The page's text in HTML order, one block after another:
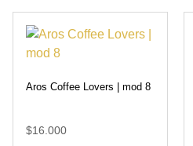
Aros Coffee Lovers | mod 8
$16.000